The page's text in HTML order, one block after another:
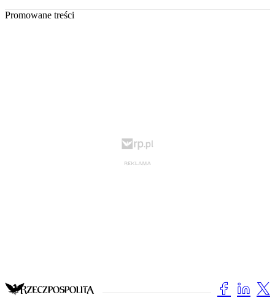
Promowane treści